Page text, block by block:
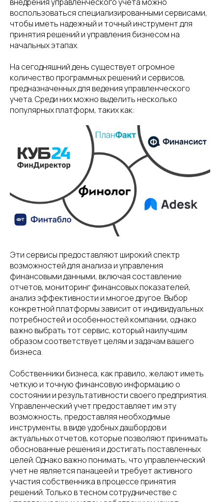
воспользоваться специализированными сервисами,
чтобы иметь надежный и точный инструмент для
принятия решений и управления бизнесом на
начальных этапах.
На сегодняшний день существует огромное
количество программных решений и сервисов,
предназначенных для ведения управленческого
учета. Среди них можно выделить несколько
популярных платформ, таких как:
Эти сервисы предоставляют широкий спектр
возможностей для анализа и управления
финансовыми данными, включая составление
отчетов, мониторинг финансовых показателей,
анализ эффективности и многое другое. Выбор
конкретной платформы зависит от индивидуальных
потребностей и особенностей компании, однако
важно выбрать тот сервис, который наилучшим
образом соответствует целям и задачам вашего
бизнеса.
Собственники бизнеса, как правило, желают иметь
четкую и точную финансовую информацию о
состоянии и результативности своего предприятия.
Управленческий учет предоставляет им эту
возможность, предоставляя необходимые
инструменты, в виде удобных дашбордов и
актуальных отчетов, которые позволяют принимать
обоснованные решения и достигать поставленных
целей. Однако важно понимать, что управленческий
учет не является панацеей и требует активного
участия собственника в процессе принятия
решений. Только в тесном сотрудничестве с